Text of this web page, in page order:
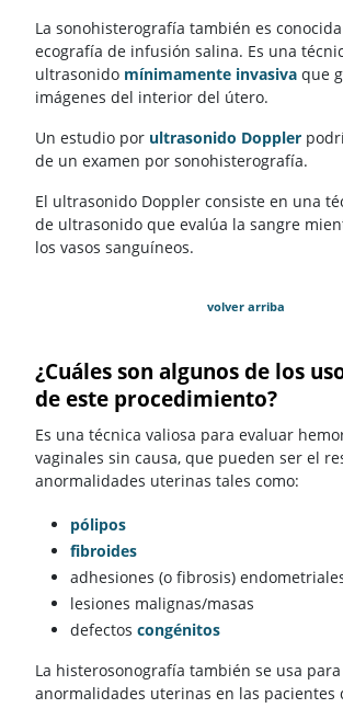
La sonohisterografía también es
ecografía de infusión salina. Es una
ultrasonido mínimamente invasiva que
imágenes del interior del útero.
Un estudio por ultrasonido Doppler
de un examen por sonohisterografía.
El ultrasonido Doppler consiste en una
de ultrasonido que evalúa la sangre
los vasos sanguíneos.
volver arriba
¿Cuáles son algunos de los
de este procedimiento?
Es una técnica valiosa para evaluar
vaginales sin causa, que pueden ser el
anormalidades uterinas tales como:
pólipos
fibroides
adhesiones (o fibrosis)
lesiones malignas/masas
defectos congénitos
La histerosonografía también se usa
anormalidades uterinas en las pacientes